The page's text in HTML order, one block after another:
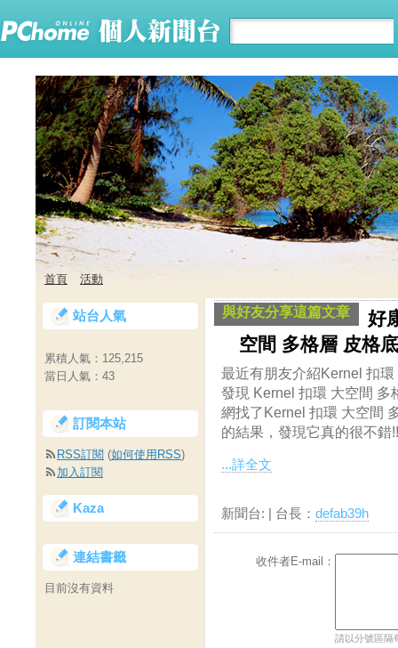
首頁 活動
與好友分享這篇文章
好
空間 多格層 皮格
最近有朋友介紹Kernel 扣
發現 Kernel 扣環 大空間 多
網找了Kernel 扣環 大空間
的結果，發現它真的很不錯
...詳全文
新聞台: | 台長： defab39h
收件者E-mail：
請以分號區隔
站台人氣
累積人氣： 125,215
當日人氣： 43
訂閱本站
RSS訂閱 (如何使用RSS)
加入訂閱
Kaza
連結書籤
目前沒有資料